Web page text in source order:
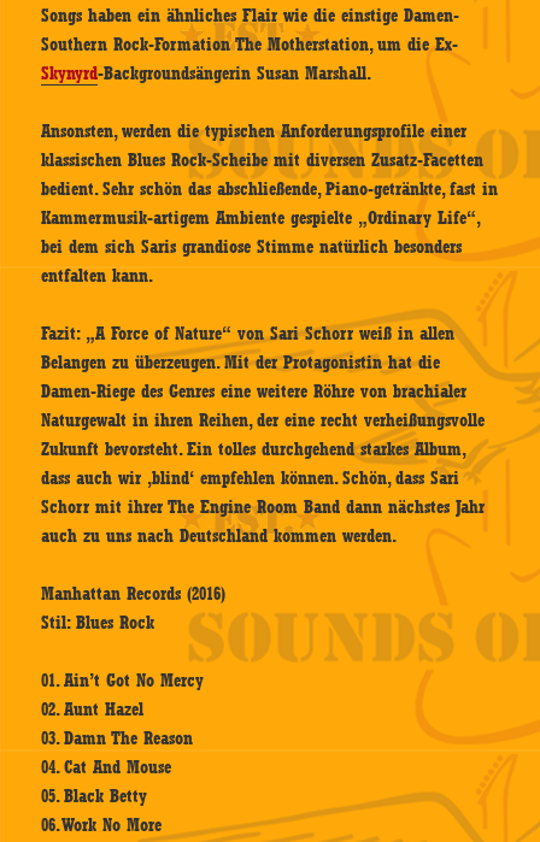
Songs haben ein ähnliches Flair wie die einstige Damen-
Southern Rock-Formation The Motherstation, um die Ex-
Skynyrd-Backgroundsängerin Susan Marshall.
Ansonsten, werden die typischen Anforderungsprofile einer
klassischen Blues Rock-Scheibe mit diversen Zusatz-Facetten
bedient. Sehr schön das abschließende, Piano-getränkte, fast in
Kammermusik-artigem Ambiente gespielte „Ordinary Life“,
bei dem sich Saris grandiose Stimme natürlich besonders
entfalten kann.
Fazit: „A Force of Nature“ von Sari Schorr weiß in allen
Belangen zu überzeugen. Mit der Protagonistin hat die
Damen-Riege des Genres eine weitere Röhre von brachialer
Naturgewalt in ihren Reihen, der eine recht verheißungsvolle
Zukunft bevorsteht. Ein tolles durchgehend starkes Album,
dass auch wir ‚blind‘ empfehlen können. Schön, dass Sari
Schorr mit ihrer The Engine Room Band dann nächstes Jahr
auch zu uns nach Deutschland kommen werden.
Manhattan Records (2016)
Stil: Blues Rock
01. Ain’t Got No Mercy
02. Aunt Hazel
03. Damn The Reason
04. Cat And Mouse
05. Black Betty
06. Work No More